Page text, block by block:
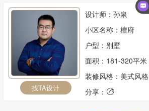
找TA设计
设计师：孙泉
小区名称：檀府
户型：别墅
面积：181-320平米
装修风格：美式风格
分享： 